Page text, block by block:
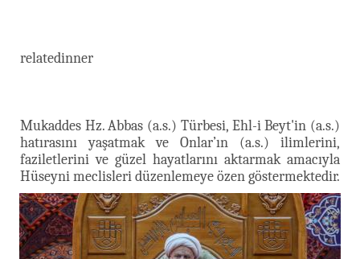
relatedinner
Mukaddes Hz. Abbas (a.s.) Türbesi, Ehl-i Beyt'in (a.s.)
hatırasını yaşatmak ve Onlar’ın (a.s.) ilimlerini,
faziletlerini ve güzel hayatlarını aktarmak amacıyla
Hüseyni meclisleri düzenlemeye özen göstermektedir.